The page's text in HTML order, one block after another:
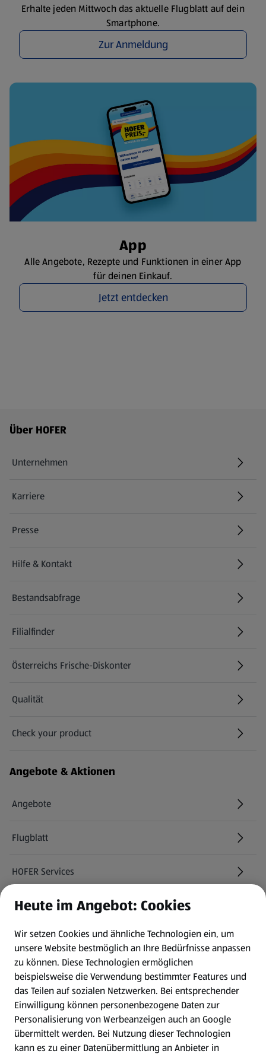
Erhalte jeden Mittwoch das aktuelle Flugblatt auf dein
Smartphone.
Zur Anmeldung
App
Alle Angebote, Rezepte und Funktionen in einer App
für deinen Einkauf.
Jetzt entdecken
Fußzeilenmenü - weitere Links
Über HOFER
Unternehmen
Karriere
(öffnet in einem neuen Tab)
Presse
Hilfe & Kontakt
(öffnet in einem neuen Tab)
Bestandsabfrage
(öffnet in einem neuen Tab)
Filialfinder
Österreichs Frische-Diskonter
Qualität
Check your product
(öffnet in einem neuen Tab)
Angebote & Aktionen
Angebote
Flugblatt
HOFER Services
Newsletter
WhatsApp
Gewinnspiele
Mein HOFER. Meine Einkäufe.
Meine Meinung. Mein HOFER.
Heute im Angebot: Cookies
Wir setzen Cookies und ähnliche Technologien ein, um
unsere Website bestmöglich an Ihre Bedürfnisse anpassen
zu können. Diese Technologien ermöglichen
beispielsweise die Verwendung bestimmter Features und
das Teilen auf sozialen Netzwerken. Bei entsprechender
Einwilligung können personenbezogene Daten zur
Personalisierung von Werbeanzeigen auch an Google
übermittelt werden. Bei Nutzung dieser Technologien
kann es zu einer Datenübermittlung an Anbieter in